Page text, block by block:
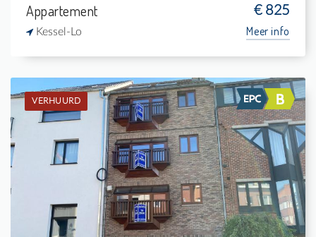
Appartement € 825
Kessel-Lo Meer info
VERHUURD
Verhuurd: Appartement
1
-
1
63 m²